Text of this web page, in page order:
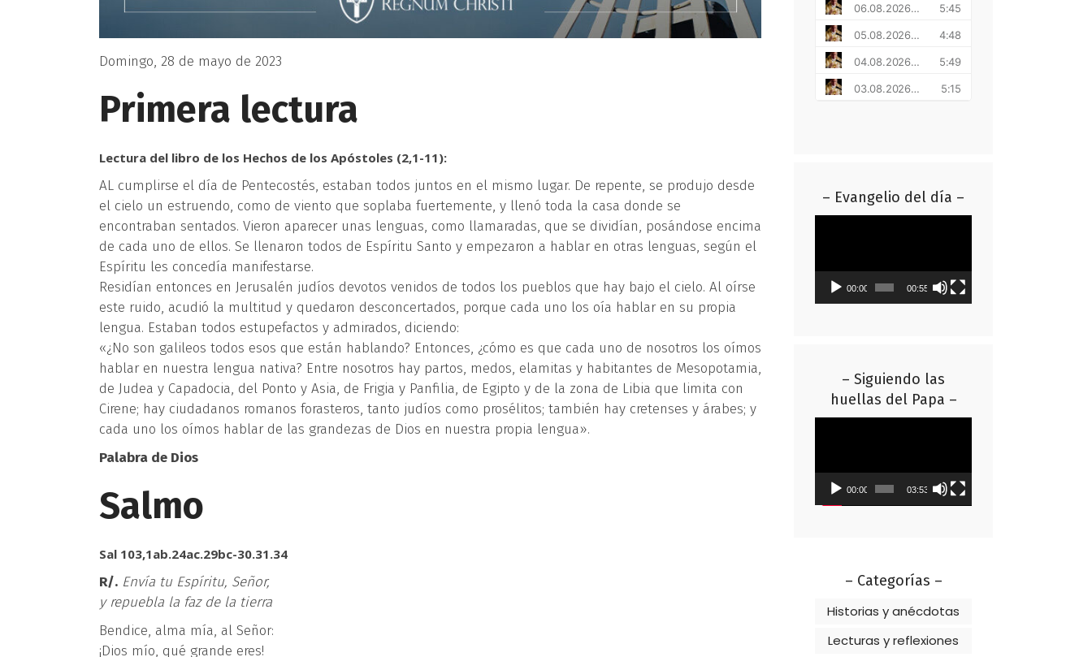
Domingo, 28 de mayo de 2023
Primera lectura
Lectura del libro de los Hechos de los Apóstoles (2,1-11):
AL cumplirse el día de Pentecostés, estaban todos juntos en el mismo lugar. De repente, se produjo desde
el cielo un estruendo, como de viento que soplaba fuertemente, y llenó toda la casa donde se
encontraban sentados. Vieron aparecer unas lenguas, como llamaradas, que se dividían, posándose encima
de cada uno de ellos. Se llenaron todos de Espíritu Santo y empezaron a hablar en otras lenguas, según el
Espíritu les concedía manifestarse.
Residían entonces en Jerusalén judíos devotos venidos de todos los pueblos que hay bajo el cielo. Al oírse
este ruido, acudió la multitud y quedaron desconcertados, porque cada uno los oía hablar en su propia
lengua. Estaban todos estupefactos y admirados, diciendo:
«¿No son galileos todos esos que están hablando? Entonces, ¿cómo es que cada uno de nosotros los oímos
hablar en nuestra lengua nativa? Entre nosotros hay partos, medos, elamitas y habitantes de Mesopotamia,
de Judea y Capadocia, del Ponto y Asia, de Frigia y Panfilia, de Egipto y de la zona de Libia que limita con
Cirene; hay ciudadanos romanos forasteros, tanto judíos como prosélitos; también hay cretenses y árabes; y
cada uno los oímos hablar de las grandezas de Dios en nuestra propia lengua».
Palabra de Dios
Salmo
Sal 103,1ab.24ac.29bc-30.31.34
R/. Envía tu Espíritu, Señor,
y repuebla la faz de la tierra
Bendice, alma mía, al Señor:
¡Dios mío, qué grande eres!
– Evangelio del día –
00:00 00:55
– Siguiendo las
huellas del Papa –
00:00 03:53
– Categorías –
Historias y anécdotas
Lecturas y reflexiones